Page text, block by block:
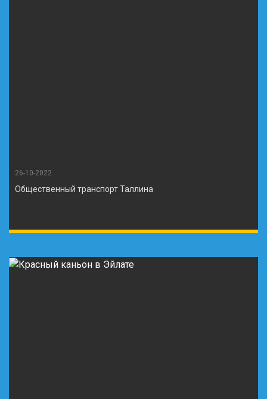
26-10-2022
Общественный транспорт Таллина